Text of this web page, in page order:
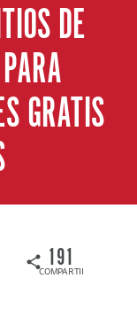
DE
GRATIS
COMPARTIDOS
191